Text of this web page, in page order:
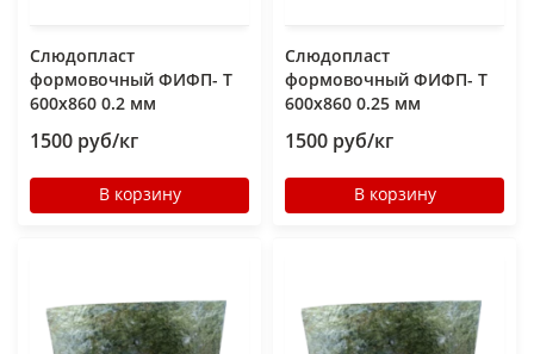
Слюдопласт
формовочный ФИФП- Т
600x860 0.2 мм
1500 руб/кг
В корзину
Слюдопласт
формовочный ФИФП- Т
600x860 0.25 мм
1500 руб/кг
В корзину